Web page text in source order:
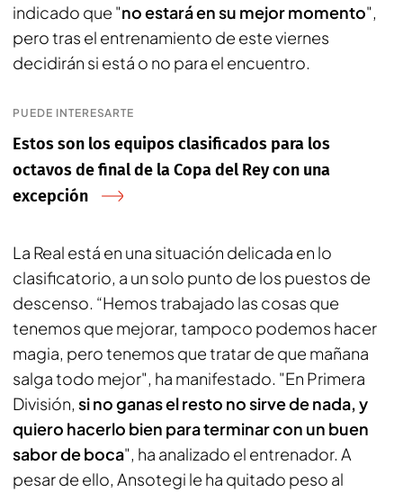
indicado que "no estará en su mejor momento",
pero tras el entrenamiento de este viernes
decidirán si está o no para el encuentro.
PUEDE INTERESARTE
Estos son los equipos clasificados para los
octavos de final de la Copa del Rey con una
excepción
La Real está en una situación delicada en lo
clasificatorio, a un solo punto de los puestos de
descenso. “Hemos trabajado las cosas que
tenemos que mejorar, tampoco podemos hacer
magia, pero tenemos que tratar de que mañana
salga todo mejor", ha manifestado. "En Primera
División, si no ganas el resto no sirve de nada, y
quiero hacerlo bien para terminar con un buen
sabor de boca", ha analizado el entrenador. A
pesar de ello, Ansotegi le ha quitado peso al